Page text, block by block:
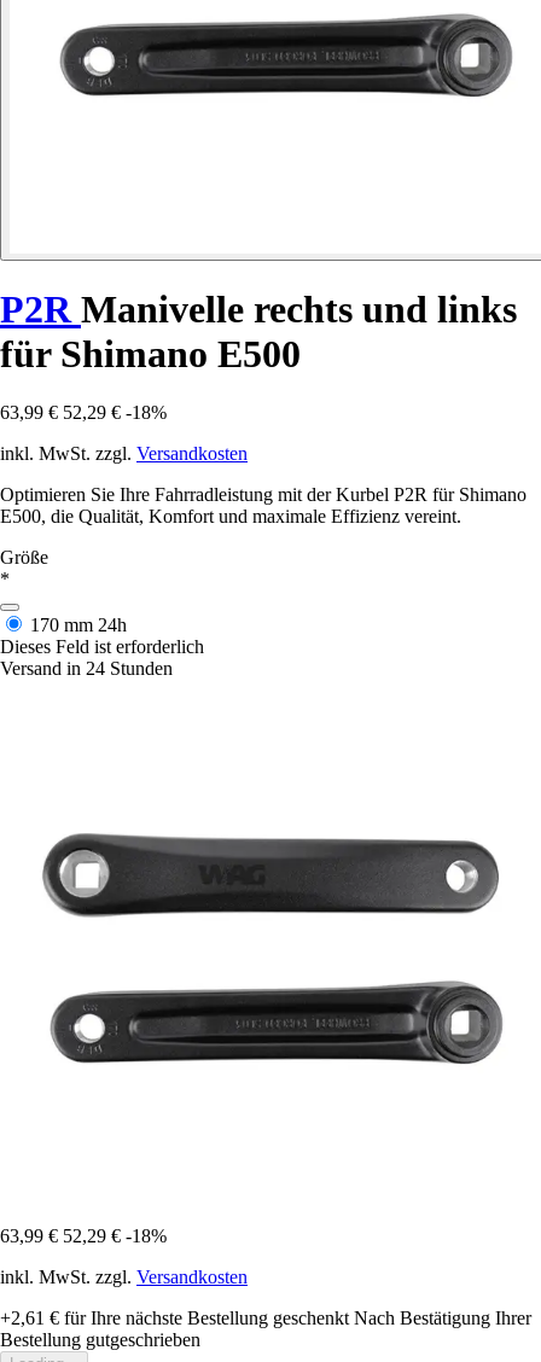
P2R Manivelle rechts und links
für Shimano E500
63,99 € 52,29 € -18%
inkl. MwSt. zzgl. Versandkosten
Optimieren Sie Ihre Fahrradleistung mit der Kurbel P2R für Shimano
E500, die Qualität, Komfort und maximale Effizienz vereint.
Größe
*
170 mm 24h
Dieses Feld ist erforderlich
Versand in 24 Stunden
63,99 € 52,29 € -18%
inkl. MwSt. zzgl. Versandkosten
+2,61 € für Ihre nächste Bestellung geschenkt Nach Bestätigung Ihrer
Bestellung gutgeschrieben